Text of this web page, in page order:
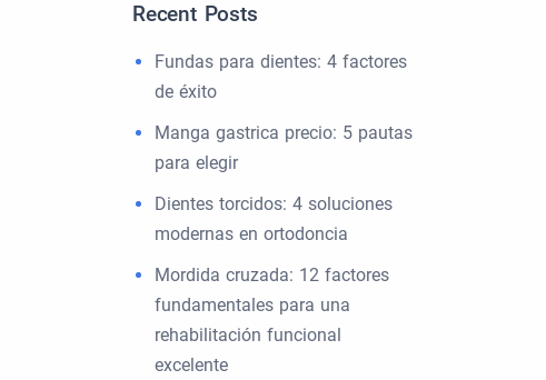
Recent Posts
Fundas para dientes: 4 factores
de éxito
Manga gastrica precio: 5 pautas
para elegir
Dientes torcidos: 4 soluciones
modernas en ortodoncia
Mordida cruzada: 12 factores
fundamentales para una
rehabilitación funcional
excelente